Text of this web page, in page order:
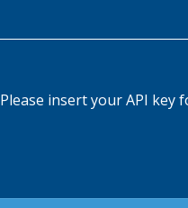
Please insert your API key